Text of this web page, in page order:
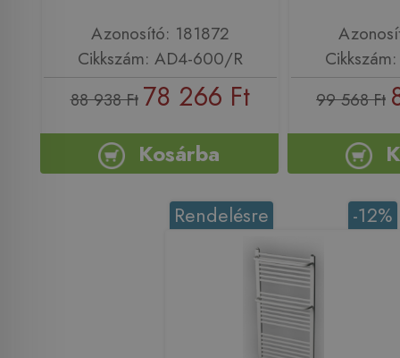
Azonosító: 181872
Cikkszám: AD4-600/R
88 938 Ft 78 266 Ft
Kosárba
99 568 Ft
-12%
Rendelésre